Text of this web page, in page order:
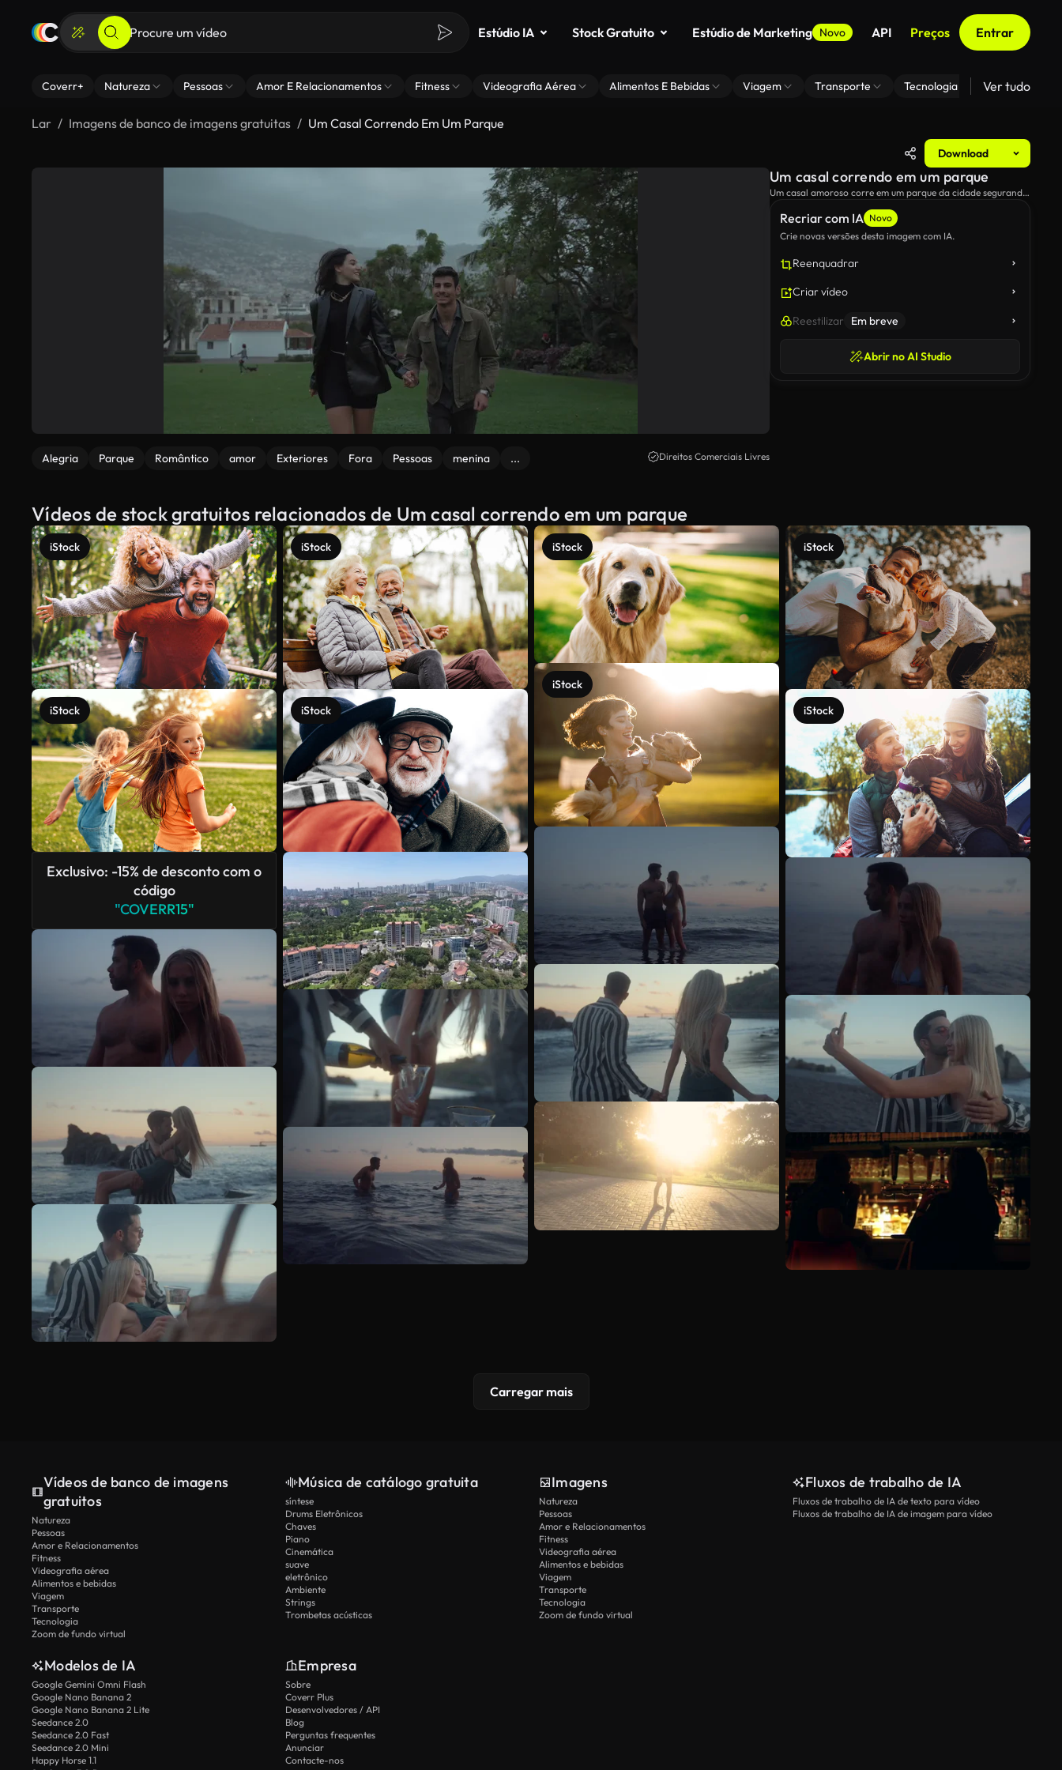
Estúdio IA Stock Gratuito Estúdio de Marketing Novo API Preços Entrar
Coverr+ Natureza Pessoas Amor E Relacionamentos Fitness Videografia Aérea Alimentos E Bebidas Viagem Transporte Tecnologia Zoom De
Ver tudo
Lar Imagens de banco de imagens gratuitas Um Casal Correndo Em Um Parque
Download
Alegria Parque Romântico amor Exteriores Fora Pessoas menina ... Direitos Comerciais Livres
Recriar com IA Novo
Crie novas versões desta imagem com IA.
Reenquadrar
Criar vídeo
Reestilizar Em breve
Abrir no AI Studio
Um casal correndo em um parque
Um casal amoroso corre em um parque da cidade segurando
Vídeos de stock gratuitos relacionados de Um casal correndo em um parque
iStock
iStock
Exclusivo: -15% de desconto com o
código
"COVERR15"
iStock
iStock
iStock
iStock
iStock
iStock
Veja mais
Carregar mais
Vídeos de banco de imagens
gratuitos
Natureza
Pessoas
Amor e Relacionamentos
Fitness
Videografia aérea
Alimentos e bebidas
Viagem
Transporte
Tecnologia
Zoom de fundo virtual
Música de catálogo gratuita
síntese
Drums Eletrônicos
Chaves
Piano
Cinemática
suave
eletrônico
Ambiente
Strings
Trombetas acústicas
Imagens
Natureza
Pessoas
Amor e Relacionamentos
Fitness
Videografia aérea
Alimentos e bebidas
Viagem
Transporte
Tecnologia
Zoom de fundo virtual
Fluxos de trabalho de IA
Fluxos de trabalho de IA de texto para vídeo
Fluxos de trabalho de IA de imagem para vídeo
Modelos de IA
Google Gemini Omni Flash
Google Nano Banana 2
Google Nano Banana 2 Lite
Seedance 2.0
Seedance 2.0 Fast
Seedance 2.0 Mini
Happy Horse 1.1
Empresa
Sobre
Coverr Plus
Desenvolvedores / API
Blog
Perguntas frequentes
Anunciar
Contacte-nos